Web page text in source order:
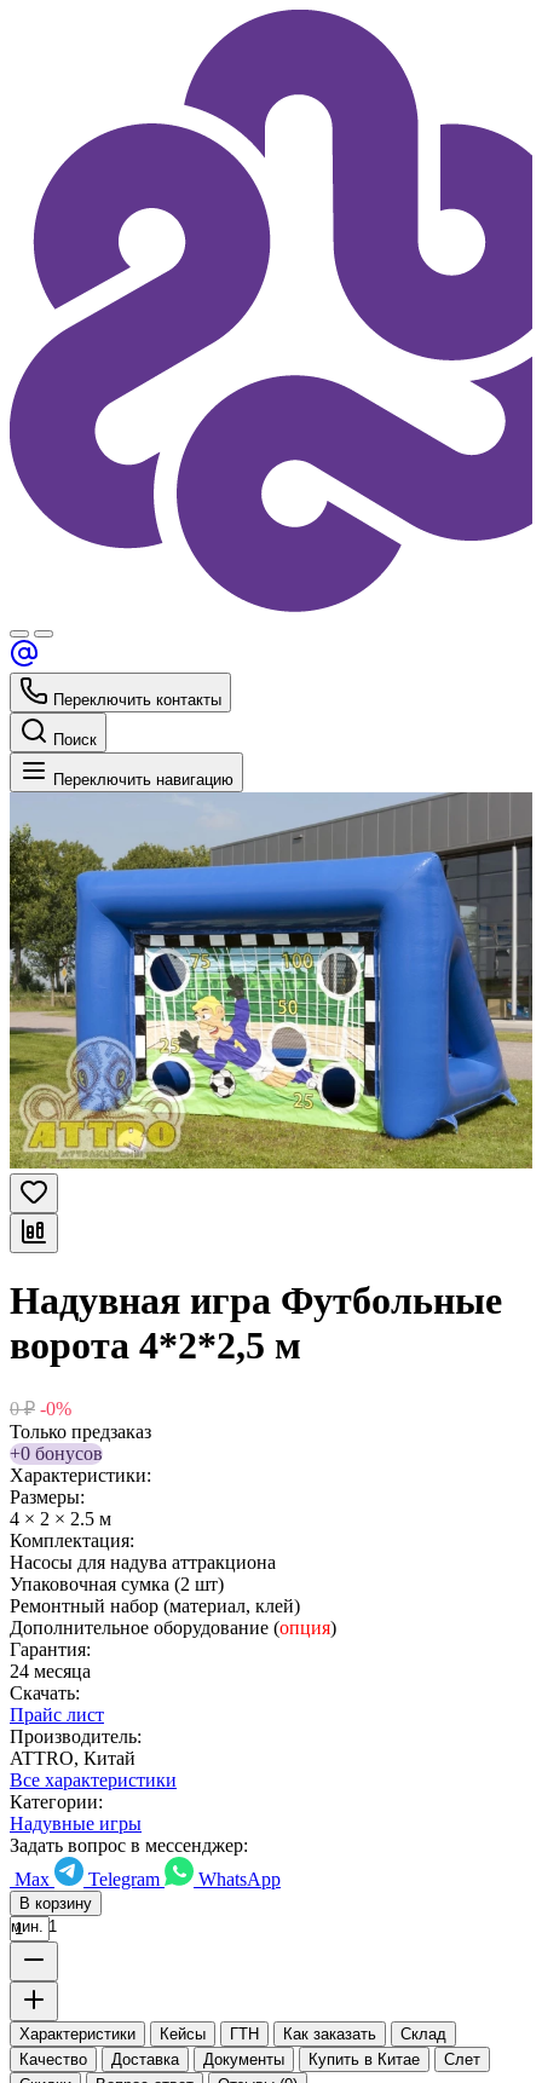
Переключить контакты
Поиск
Переключить навигацию
Надувная игра Футбольные
ворота 4*2*2,5 м
0 ₽ -0%
Только предзаказ
+0 бонусов
Характеристики:
Размеры:
4 × 2 × 2.5 м
Комплектация:
Насосы для надува аттракциона
Упаковочная сумка (2 шт)
Ремонтный набор (материал, клей)
Дополнительное оборудование (опция)
Гарантия:
24 месяца
Скачать:
Прайс лист
Производитель:
ATTRO, Китай
Все характеристики
Категории:
Надувные игры
Задать вопрос в мессенджер:
Max
Telegram WhatsApp
В корзину
мин. 1
Характеристики Кейсы ГТН Как заказать
Склад
Качество
Доставка Документы Купить в Китае
Слет